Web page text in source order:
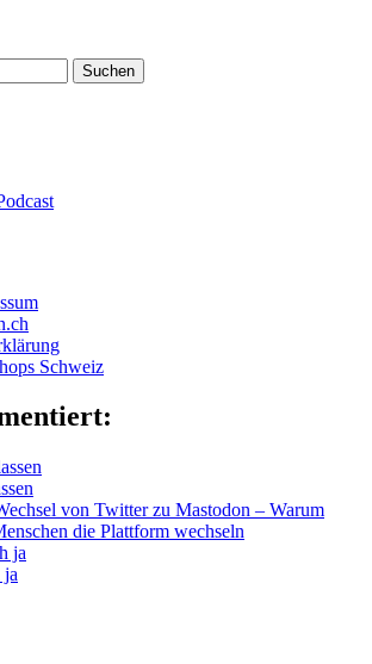
Schweiz
von Twitter zu Mastodon – Warum
die Plattform wechseln
ja
ja